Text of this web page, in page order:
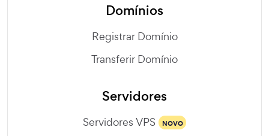
Domínios
Registrar Domínio
Transferir Domínio
Servidores
Servidores VPS NOVO